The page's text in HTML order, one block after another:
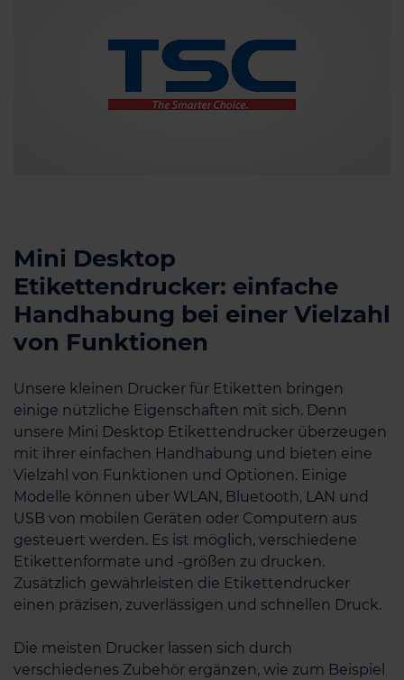
Mini Desktop
Etikettendrucker: einfache
Handhabung bei einer Vielzahl
von Funktionen
Unsere kleinen Drucker für Etiketten bringen
einige nützliche Eigenschaften mit sich. Denn
unsere Mini Desktop Etikettendrucker überzeugen
mit ihrer einfachen Handhabung und bieten eine
Vielzahl von Funktionen und Optionen. Einige
Modelle können über WLAN, Bluetooth, LAN und
USB von mobilen Geräten oder Computern aus
gesteuert werden. Es ist möglich, verschiedene
Etikettenformate und -größen zu drucken.
Zusätzlich gewährleisten die Etikettendrucker
einen präzisen, zuverlässigen und schnellen Druck.
Die meisten Drucker lassen sich durch
verschiedenes Zubehör ergänzen, wie zum Beispiel